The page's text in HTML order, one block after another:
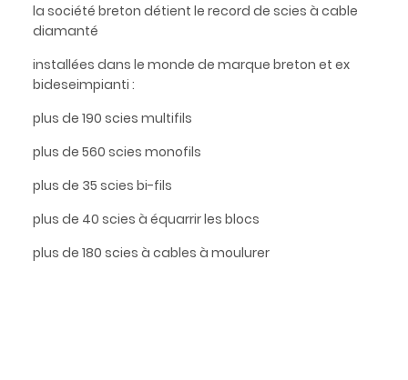
la société breton détient le record de scies à cable
diamanté
installées dans le monde de marque breton et ex
bideseimpianti :
plus de 190 scies multifils
plus de 560 scies monofils
plus de 35 scies bi-fils
plus de 40 scies à équarrir les blocs
plus de 180 scies à cables à moulurer